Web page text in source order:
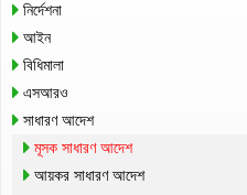
নির্দেশনা
আইন
বিধিমালা
এসআরও
সাধারণ আদেশ
মূসক সাধারণ আদেশ
আয়কর সাধারণ আদেশ